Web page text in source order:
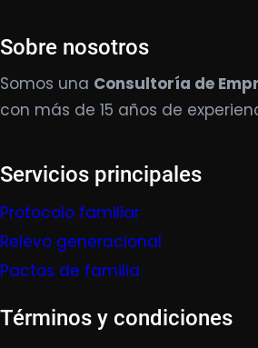
Sobre nosotros
Somos una Consultoría de
con más de 15 años de
Servicios principales
Protocolo familiar
Relevo generacional
Pactos de familia
Términos y condiciones